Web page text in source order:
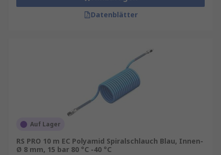
Anschluss von Druckluftwerkzeugen wie
Reifenfüllgeräte und andere pneumatische
Montage und Fertigung: Überall dort, wo
Flexibilität und Bewegungsfreiheit gefragt
Luftspiralschläuche kaufen
Beim Kauf eines Luftspiralschlauchs sollten Sie
Datenblätter
Auf Lager
RS PRO 10 m EC Polyamid Spiralschlauch Blau, Innen-
Ø 8 mm, 15 bar 80 °C -40 °C